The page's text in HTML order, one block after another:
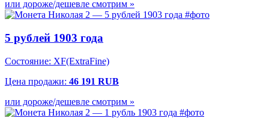
или дороже/дешевле смотрим »
5 рублей 1903 года
Состояние: XF(ExtraFine)
Цена продажи: 46 191 RUB
или дороже/дешевле смотрим »